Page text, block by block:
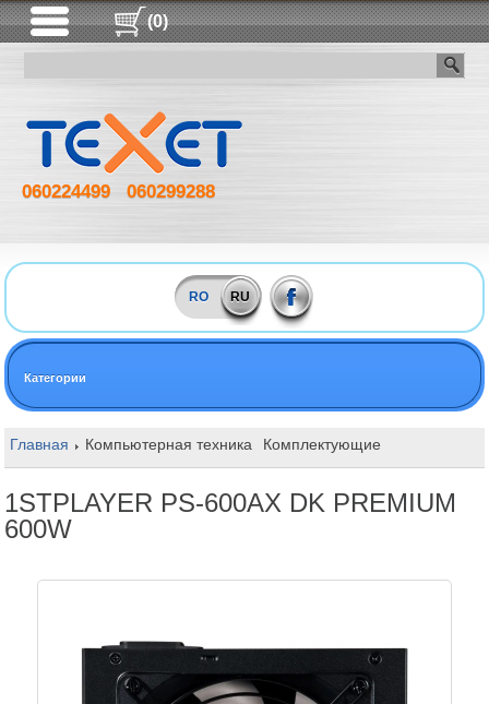
(0)
060224499 060299288
RO RU
Категории
Главная Компьютерная техника Комплектующие
1STPLAYER PS-600AX DK PREMIUM
600W